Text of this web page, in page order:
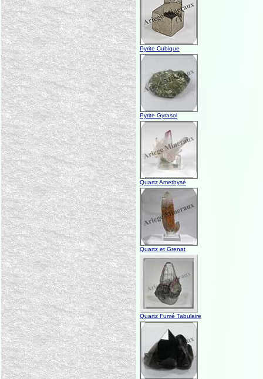
Pyrite Cubique
Pyrite Gyrasol
Quartz Amethysé
Quartz et Grenat
Quartz Fumé Tabulaire